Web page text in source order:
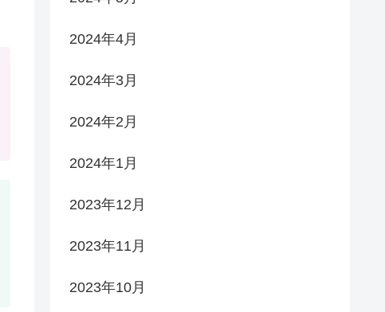
2024年4月
2024年3月
2024年2月
2024年1月
2023年12月
2023年11月
2023年10月